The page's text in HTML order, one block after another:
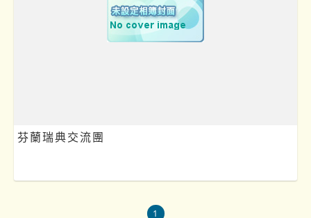
芬蘭瑞典交流團
1